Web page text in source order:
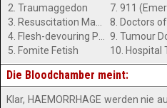
2. Traumaggedon
5. Fomite Fetish
9. Tumour
10. Hospital
Die Bloodchamber meint:
Klar, HAEMORRHAGE werden nie